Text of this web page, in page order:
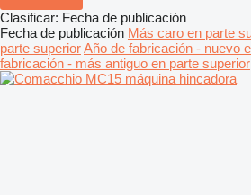
Clasificar: Fecha de publicación
Fecha de publicación Más caro en parte
parte superiorAño de fabricación - nuevo
fabricación - más antiguo en parte superior